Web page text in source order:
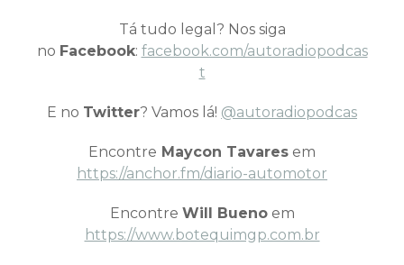
Tá tudo legal? Nos siga
no Facebook: facebook.com/autoradiopodcas
t
E no Twitter? Vamos lá! @autoradiopodcas
Encontre Maycon Tavares em
https://anchor.fm/diario-automotor
Encontre Will Buenoem
https://www.botequimgp.com.br